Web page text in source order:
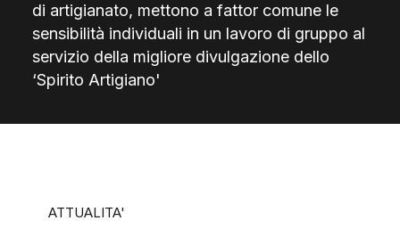
QFG
Collaborano con noi
di artigianato, mettono a fattor comune le
sensibilità individuali in un lavoro di gruppo al
servizio della migliore divulgazione dello
‘Spirito Artigiano'
ATTUALITA'